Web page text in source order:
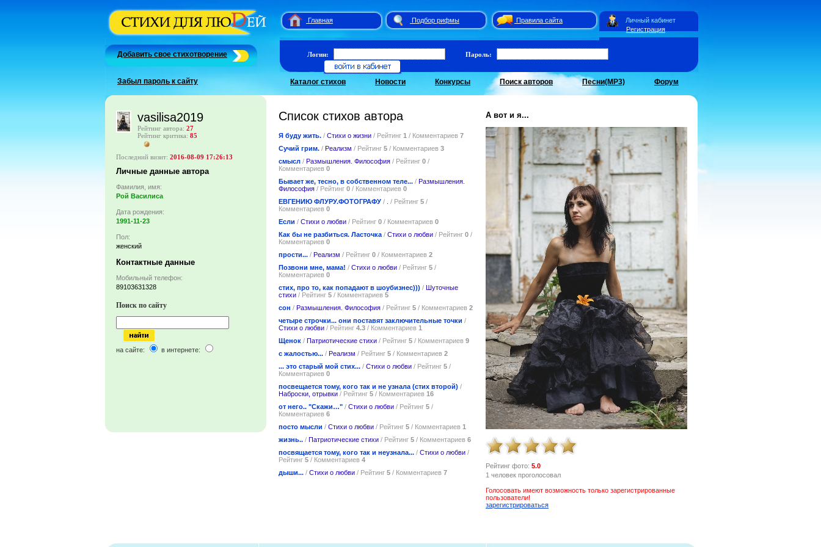
Главная Подбор рифмы
Правила сайта
Регистрация
Личный кабинет
Добавить свое стихотворение
Забыл пароль к сайту
Логин: Пароль:
Каталог стихов Новости Конкурсы Поиск авторов Песни(MP3) Форум
vasilisa2019
Рейтинг автора: 27
Рейтинг критика: 85
Последний визит: 2016-08-09 17:26:13
Личные данные автора
Фамилия, имя:
Рой Василиса
Дата рождения:
1991-11-23
Пол:
женский
Контактные данные
Мобильный телефон:
89103631328
Поиск по сайту
на сайте: в интернете:
Список стихов автора
Я буду жить. / Стихи о жизни / Рейтинг 1 / Комментариев 7
Сучий грим. / Реализм / Рейтинг 5 / Комментариев 3
смысл / Размышления. Философия / Рейтинг 0 /
Комментариев 0
Бывает же, тесно, в собственном теле... / Размышления.
Философия / Рейтинг 0 / Комментариев 0
ЕВГЕНИЮ ФЛУРУ.ФОТОГРАФУ / / Рейтинг 5 /
Комментариев 0
Если / Стихи о любви / Рейтинг 0 / Комментариев 0
Как бы не разбиться. Ласточка / Стихи о любви / Рейтинг 0 /
Комментариев 0
прости... / Реализм / Рейтинг 0 / Комментариев 2
Позвони мне, мама! / Стихи о любви / Рейтинг 5 /
Комментариев 0
стих, про то, как попадают в шоубизнес))) / Шуточные
стихи / Рейтинг 5 / Комментариев 5
сон / Размышления. Философия / Рейтинг 5 / Комментариев 2
четыре строчки... они поставят заключительные точки /
Стихи о любви / Рейтинг 4.3 / Комментариев 1
Щенок / Патриотические стихи / Рейтинг 5 / Комментариев 9
с жалостью... / Реализм / Рейтинг 5 / Комментариев 2
... это старый мой стих... / Стихи о любви / Рейтинг 5 /
Комментариев 0
посвещается тому, кого так и не узнала (стих второй) /
Наброски, отрывки / Рейтинг 5 / Комментариев 16
от него.. "Скажи…" / Стихи о любви / Рейтинг 5 /
Комментариев 6
посто мысли / Стихи о любви / Рейтинг 5 / Комментариев 1
жизнь.. / Патриотические стихи / Рейтинг 5 / Комментариев 6
посвящается тому, кого так и неузнала... / Стихи о любви /
Рейтинг 5 / Комментариев 4
дыши... / Стихи о любви / Рейтинг 5 / Комментариев 7
А вот и я...
Рейтинг фото: 5.0
1 человек проголосовал
Голосовать имеют возможность только зарегистрированные
пользователи!
зарегистрироваться